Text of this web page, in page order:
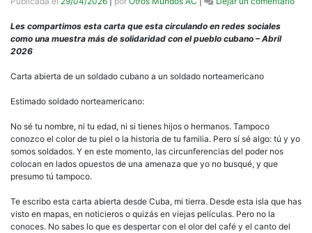
Les compartimos esta carta que esta circulando en redes sociales
como una muestra más de solidaridad con el pueblo cubano – Abril
2026
Carta abierta de un soldado cubano a un soldado norteamericano
Estimado soldado norteamericano:
No sé tu nombre, ni tu edad, ni si tienes hijos o hermanos. Tampoco
conozco el color de tu piel o la historia de tu familia. Pero sí sé algo: tú y yo
somos soldados. Y en este momento, las circunferencias del poder nos
colocan en lados opuestos de una amenaza que yo no busqué, y que
presumo tú tampoco.
Te escribo esta carta abierta desde Cuba, mi tierra. Desde esta isla que has
visto en mapas, en noticieros o quizás en viejas películas. Pero no la
conoces. No sabes lo que es despertar con el olor del café y el canto del